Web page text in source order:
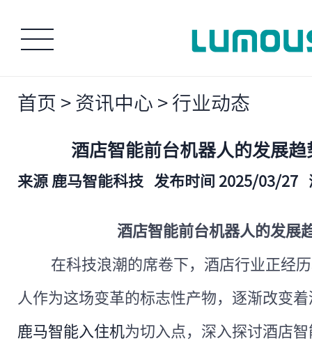
首页 > 资讯中心 > 行业动态
酒店智能前台机器人的发展
来源 鹿马智能科技 发布时间 2025/03/27
酒店智能前台机器人的发展
在科技浪潮的席卷下，酒店行业正经
人作为这场变革的标志性产物，逐渐改变
鹿马智能入住机为切入点，深入探讨酒店